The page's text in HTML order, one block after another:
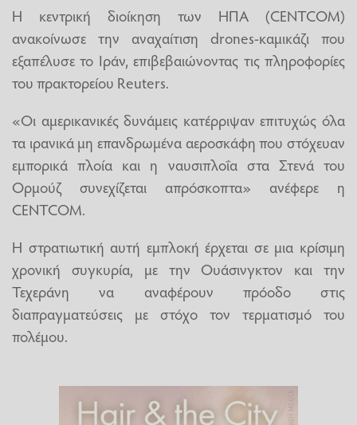
Η κεντρική διοίκηση των ΗΠΑ (CENTCOM)
ανακοίνωσε την αναχαίτιση drones-καμικάζι που
εξαπέλυσε το Ιράν, επιβεβαιώνοντας τις πληροφορίες
του πρακτορείου Reuters.
«Οι αμερικανικές δυνάμεις κατέρριψαν επιτυχώς όλα
τα ιρανικά μη επανδρωμένα αεροσκάφη που στόχευαν
εμπορικά πλοία και η ναυσιπλοΐα στα Στενά του
Ορμούζ συνεχίζεται απρόσκοπτα» ανέφερε η
CENTCOM.
Η στρατιωτική αυτή εμπλοκή έρχεται σε μια κρίσιμη
χρονική συγκυρία, με την Ουάσινγκτον και την
Τεχεράνη να αναφέρουν πρόοδο στις
διαπραγματεύσεις με στόχο τον τερματισμό του
πολέμου.